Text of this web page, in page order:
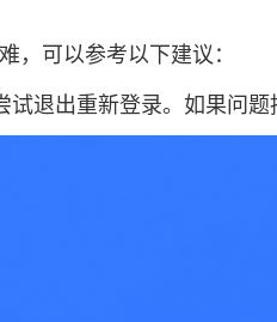
，可以参考以下建议：
试退出重新登录。如果问